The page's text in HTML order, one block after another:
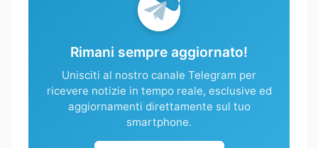
Rimani sempre aggiornato!
Unisciti al nostro canale Telegram per
ricevere notizie in tempo reale, esclusive ed
aggiornamenti direttamente sul tuo
smartphone.